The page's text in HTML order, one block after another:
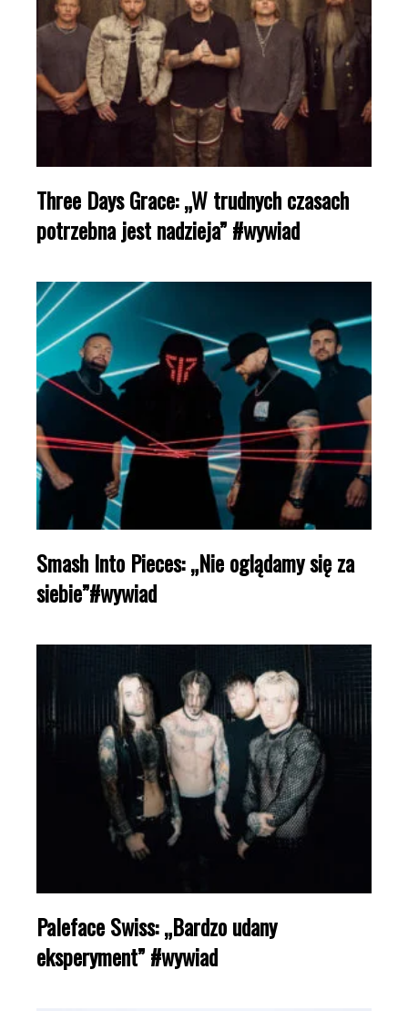
Three Days Grace: „W trudnych czasach
potrzebna jest nadzieja” #wywiad
Smash Into Pieces: „Nie oglądamy się za
siebie”#wywiad
Paleface Swiss: „Bardzo udany
eksperyment” #wywiad